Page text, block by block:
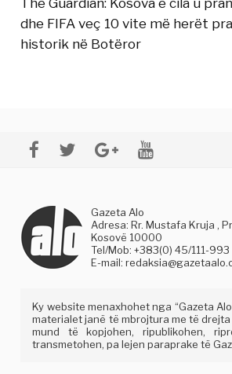
The Guardian: Kosova e cila u
dhe FIFA veç 10 vite më herët
historik në Botëror
Gazeta Alo
Adresa: Rr. Mustafa Kruja ,
Kosovë 10000
Tel/Mob: +383(0) 45/111-993
E-mail:
Ky website menaxhohet nga “Gazeta
materialet janë të mbrojtura me të
mund të kopjohen, ripublikohen,
transmetohen, pa lejen paraprake të